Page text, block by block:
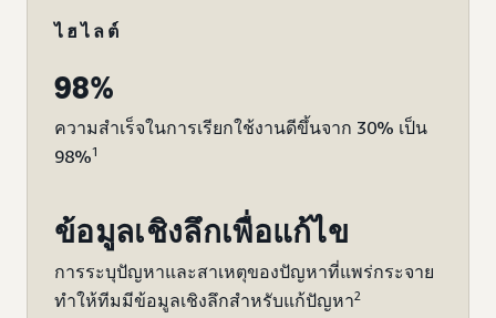
ไฮไลต์
98%
ความสำเร็จในการเรียกใช้งานดีขึ้นจาก 30% เป็น
98%1
ข้อมูลเชิงลึกเพื่อแก้ไข
การระบุปัญหาและสาเหตุของปัญหาที่แพร่กระจาย
ทำให้ทีมมีข้อมูลเชิงลึกสำหรับแก้ปัญหา2